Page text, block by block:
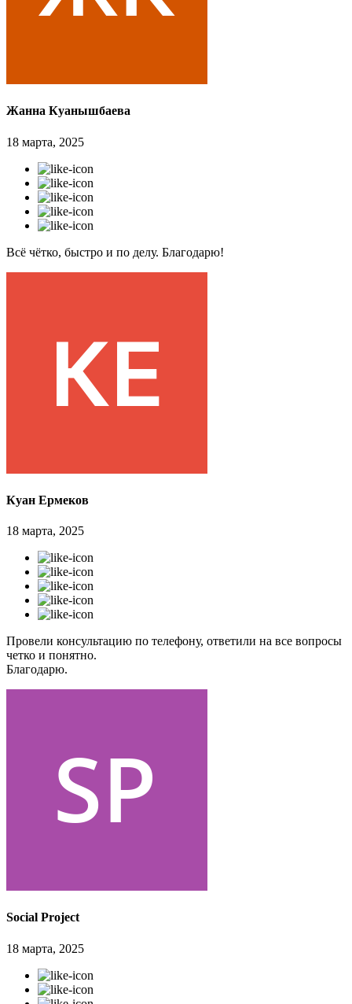
Жанна Куанышбаева
18 марта, 2025
Всё чётко, быстро и по делу. Благодарю!
Куан Ермеков
18 марта, 2025
Провели консультацию по телефону, ответили на все вопросы
четко и понятно.
Благодарю.
Social Project
18 марта, 2025